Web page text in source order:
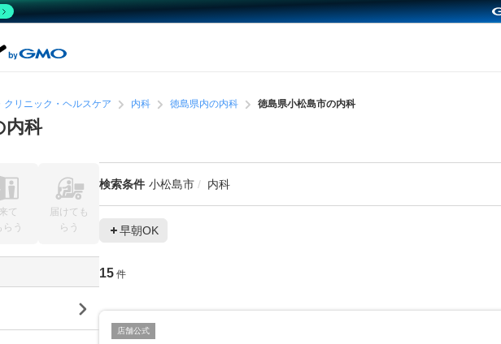
クリニック・ヘルスケア 内科 徳島県内の内科 徳島県小松島市の内科
内科
検索条件 小松島市 内科
早朝OK
15 件
店舗公式
来て
らう
届けても
らう